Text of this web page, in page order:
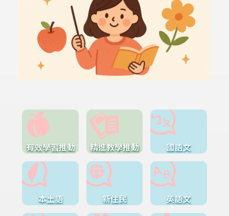
有效學習推動 精進教學推動 國語文
本土語 新住民 英語文